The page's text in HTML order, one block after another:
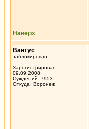
Наверх
Вантус
заблокирован
Зарегистрирован:
09.09.2008
Суждений: 7953
Откуда: Воронеж